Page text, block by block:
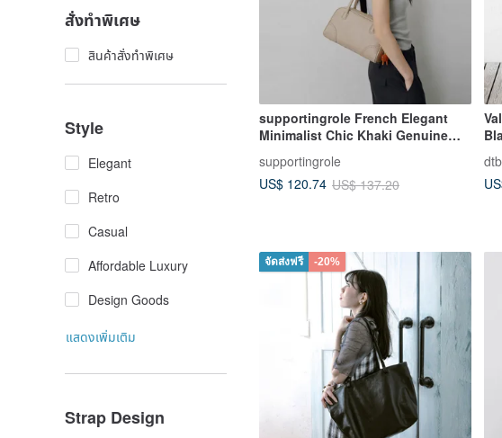
สั่งทำพิเศษ
สินค้าสั่งทำพิเศษ
Style
Elegant
Retro
Casual
Affordable Luxury
Design Goods
แสดงเพิ่มเติม
Strap Design
supportingrole French Elegant
Minimalist Chic Khaki Genuine
Leather Shoulder & Handheld
Boston Bag
supportingrole
US$ 120.74 US$ 137.20
จัดส่งฟรี -20%